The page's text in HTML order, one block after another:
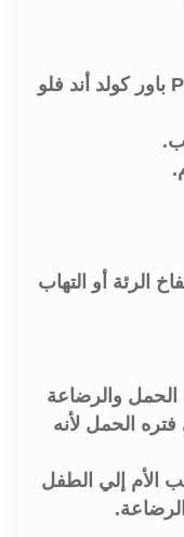
موانع استعمال Power Cold & Flu باور كولد أند فلو
الرئة أو التهاب
الحمل لأنه
الأم إلي الطفل